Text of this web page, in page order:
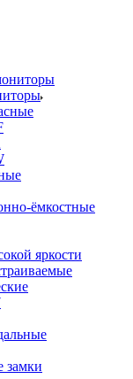
ёмкостные
яркости